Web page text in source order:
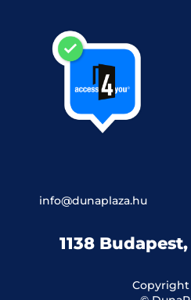
info@dunaplaza.hu
1138
Copyright